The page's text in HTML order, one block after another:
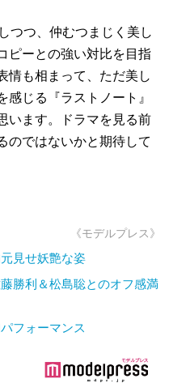
つつ、仲むつまじく美し
ピーとの強い対比を目指
情も相まって、ただ美し
じる『ラストノート』
います。ドラマを見る前
のではないかと期待して
《モデルプレス》
見せ妖艶な姿
勝利＆松島聡とのオフ感満
フォーマンス